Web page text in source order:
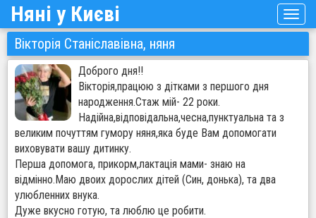
Няні у Києві
Вiкторiя Станiславiвна, няня
Доброго дня!!
Вiкторiя,працюю з дiтками з першого дня
народження.Стаж мiй- 22 роки.
Надiйна,вiдповiдальна,чесна,пунктуальна та з
великим почуттям гумору няня,яка буде Вам допомогати
виховувати вашу дитинку.
Перша допомога, прикорм,лактацiя мами- знаю на
вiдмiнно.Маю двоих дорослих дiтей (Син, донька), та два
улюбленних внука.
Дуже вкусно готую, та люблю це робити.